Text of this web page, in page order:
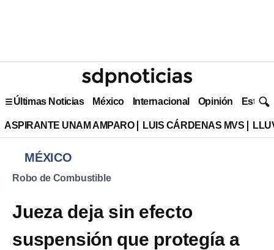
Últimas Noticias México Internacional Opinión Estilo
ASPIRANTE UNAM AMPARO LUIS CÁRDENAS MVS
MÉXICO
Robo de Combustible
Jueza deja sin efecto
suspensión que protegía a